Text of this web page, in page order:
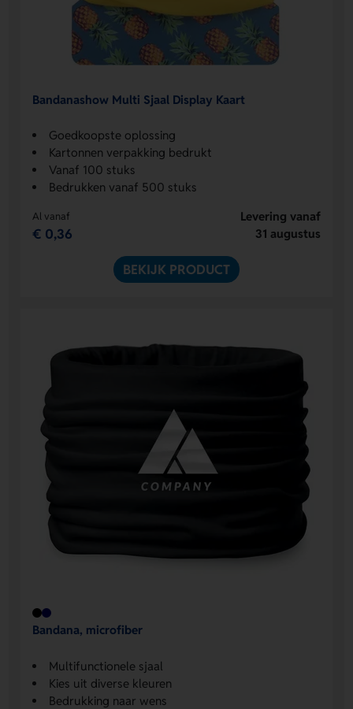
Bandanashow Multi Sjaal Display Kaart
Goedkoopste oplossing
Kartonnen verpakking bedrukt
Vanaf 100 stuks
Bedrukken vanaf 500 stuks
Al vanaf
€ 0,36
Levering vanaf
31 augustus
BEKIJK PRODUCT
Bandana, microfiber
Multifunctionele sjaal
Kies uit diverse kleuren
Bedrukking naar wens